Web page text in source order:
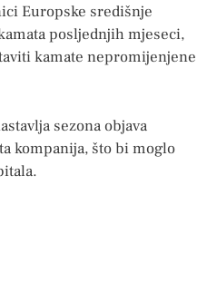
Europske središnje
posljednjih mjeseci,
kamate nepromijenjene
sezona objava
kompanija, što bi moglo